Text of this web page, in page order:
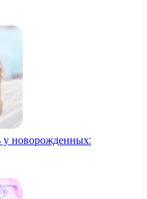
у новорожденных: